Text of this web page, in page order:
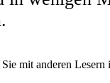
mit anderen